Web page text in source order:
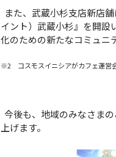
また、武蔵小杉支店新店
イント）武蔵小杉』を開
化のための新たなコミュニ
※2 コスモスイニシアがカフェ運営
今後も、地域のみなさま
上げます。